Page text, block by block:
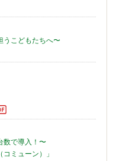
うこどもたちへ〜
数で導入！〜
ミューン）」